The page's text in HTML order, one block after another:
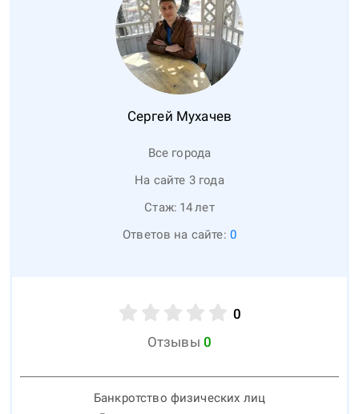
Сергей Мухачев
Все города
На сайте 3 года
Стаж: 14лет
Ответов на сайте: 0
0
Отзывы 0
Банкротство физических лиц